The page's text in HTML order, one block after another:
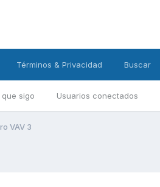
sigo Usuarios conectados
Términos & Privacidad Buscar
VAV 3